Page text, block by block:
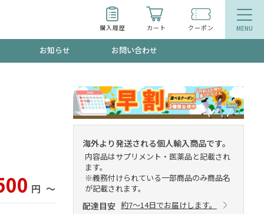
購入履歴 カート クーポン
食品
ールで、夏の頭皮ストレスを完全リセッ
フが贈る音声プログラム
お知らせ お問い合わせ
円 〜
海外より発送される個人輸入商品です。
内容品はサプリメント・医薬品と記載され
ます。
※義務付けられている一部商品のみ商品名
が記載されます。
配達目安 約7～14日でお届けします。